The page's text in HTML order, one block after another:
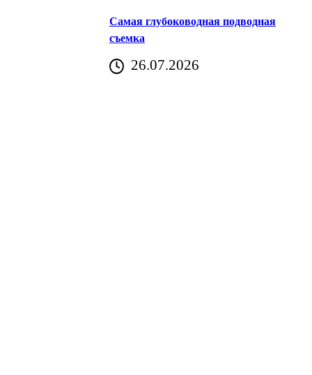
Самая глубоководная подводная
съемка
26.07.2026